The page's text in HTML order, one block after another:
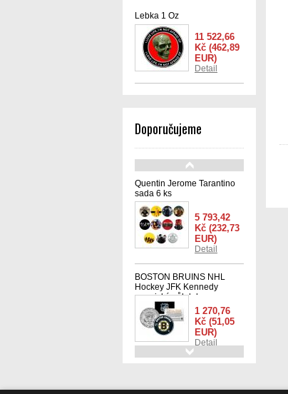
Lebka 1 Oz
11 522,66
Kč (462,89
EUR)
Detail
Doporučujeme
Quentin Jerome Tarantino
sada 6 ks
5 793,42
Kč (232,73
EUR)
Detail
BOSTON BRUINS NHL
Hockey JFK Kennedy
americký půl dolaru -
oficiálně licencovaná
1 270,76
Kč (51,05
EUR)
Detail